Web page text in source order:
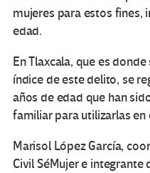
mujeres para estos fines,
edad.
En Tlaxcala, que es
índice de este delito, se
años de edad que han
familiar para utilizarlas en
Marisol López García,
Civil SéMujer e integrante